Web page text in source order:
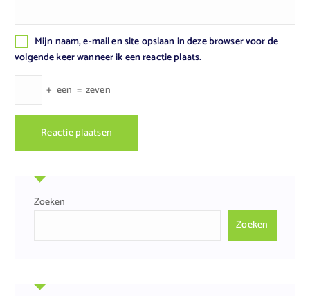
Mijn naam, e-mail en site opslaan in deze browser voor de
volgende keer wanneer ik een reactie plaats.
+ een = zeven
Zoeken
Zoeken